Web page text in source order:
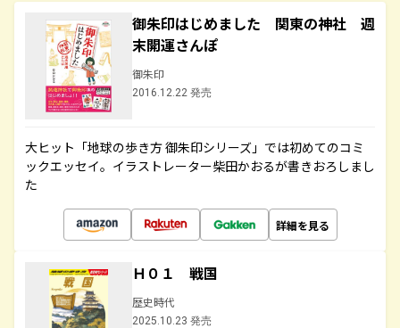
御朱印はじめました 関東の神社 週
末開運さんぽ
御朱印
2016.12.22 発売
大ヒット「地球の歩き方 御朱印シリーズ」では初めてのコミ
ックエッセイ。イラストレーター柴田かおるが書きおろしまし
た
詳細を見る
Ｈ０１ 戦国
歴史時代
2025.10.23 発売